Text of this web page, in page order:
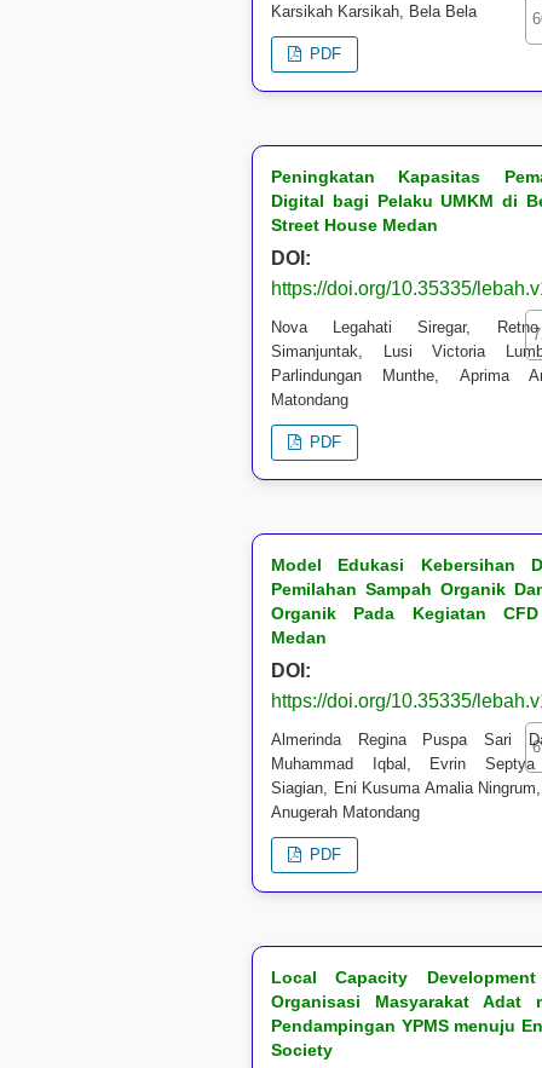
Karsikah Karsikah, Bela Bela
PDF
Peningkatan Kapasitas
Digital bagi Pelaku UMKM di
Street House Medan
DOI:
https://doi.org/10.35335/
Nova Legahati Siregar,
Simanjuntak, Lusi Victoria
Parlindungan Munthe, Aprima
Matondang
PDF
Model Edukasi Kebersihan
Pemilahan Sampah Organik
Organik Pada Kegiatan
Medan
DOI:
https://doi.org/10.35335/
Almerinda Regina Puspa Sari
Muhammad Iqbal, Evrin
Siagian, Eni Kusuma Amalia
Anugerah Matondang
PDF
Local Capacity
Organisasi Masyarakat Adat
Pendampingan YPMS menuju
Society